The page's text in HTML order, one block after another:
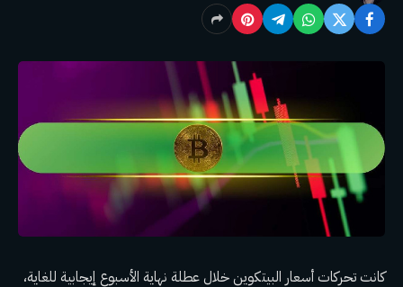
كانت تحركات أسعار البيتكوين خلال عطلة نهاية الأسبوع إيجابية للغاية،